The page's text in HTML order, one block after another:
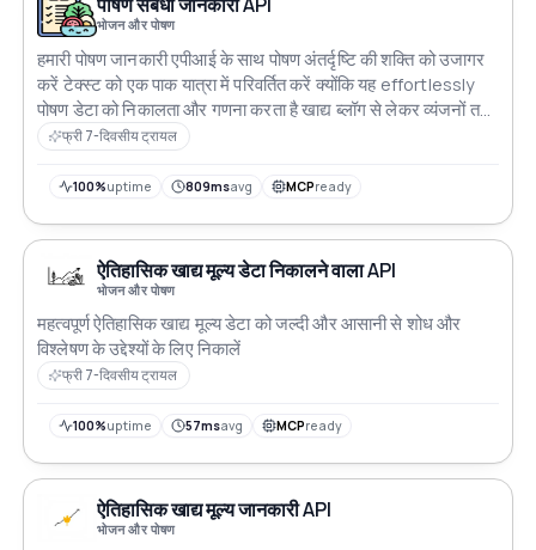
भोजन और पोषण
हमारी पोषण जानकारी एपीआई के साथ पोषण अंतर्दृष्टि की शक्ति को उजागर
करें टेक्स्ट को एक पाक यात्रा में परिवर्तित करें क्योंकि यह effortlessly
पोषण डेटा को निकालता और गणना करता है खाद्य ब्लॉग से लेकर व्यंजनों तक
यह बुद्धिमान एपीआई अपनी कस्टम भाग नियंत्रण जादू के साथ सुनिश्चित
पाक बुद्धिमत्ता आपकी उंगलियों पर
फ्री 7-दिवसीय ट्रायल
100%uptime 809msavg MCPready
ऐतिहासिक खाद्य मूल्य डेटा निकालने वाला API
भोजन और पोषण
महत्वपूर्ण ऐतिहासिक खाद्य मूल्य डेटा को जल्दी और आसानी से शोध और
विश्लेषण के उद्देश्यों के लिए निकालें
फ्री 7-दिवसीय ट्रायल
100%uptime 57msavg MCPready
ऐतिहासिक खाद्य मूल्य जानकारी API
भोजन और पोषण